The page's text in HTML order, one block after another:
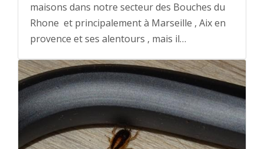
maisons dans notre secteur des Bouches du
Rhone et principalement à Marseille , Aix en
provence et ses alentours , mais il…